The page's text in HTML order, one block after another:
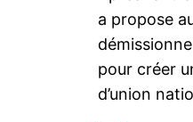
a propose
pour créer
d’union